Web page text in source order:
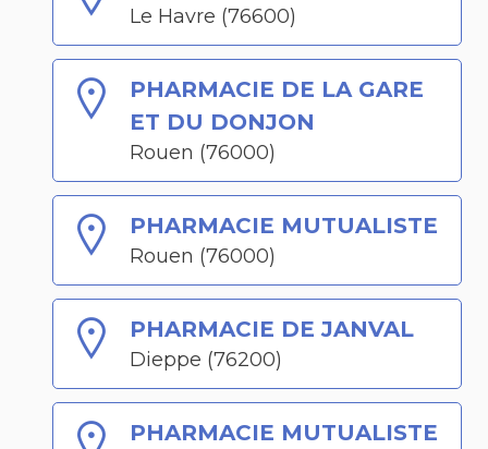
Le Havre (76600)
PHARMACIE DE LA GARE
ET DU DONJON
Rouen (76000)
PHARMACIE MUTUALISTE
Rouen (76000)
PHARMACIE DE JANVAL
Dieppe (76200)
PHARMACIE MUTUALISTE